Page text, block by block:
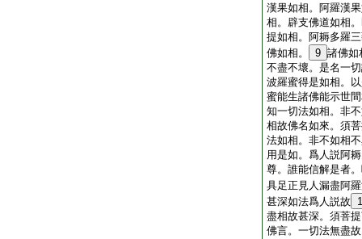
漢果如相。阿羅漢
相。辟支佛道如相
提如相。阿耨多羅
佛如相。
9 諸佛如
不盡不壞。是名一
波羅蜜得是如相。
蜜能生諸佛能示世
知一切法如相。非
相故佛名如來。須
法如相。非不如相
用是如。爲人説阿
尊。誰能信解是者
具足正見人漏盡阿
甚深如法爲人説故
盡相故甚深。須菩
佛言。一切法無盡